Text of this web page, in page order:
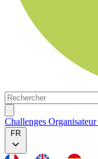
Rechercher
Challenges Organisateur
FR